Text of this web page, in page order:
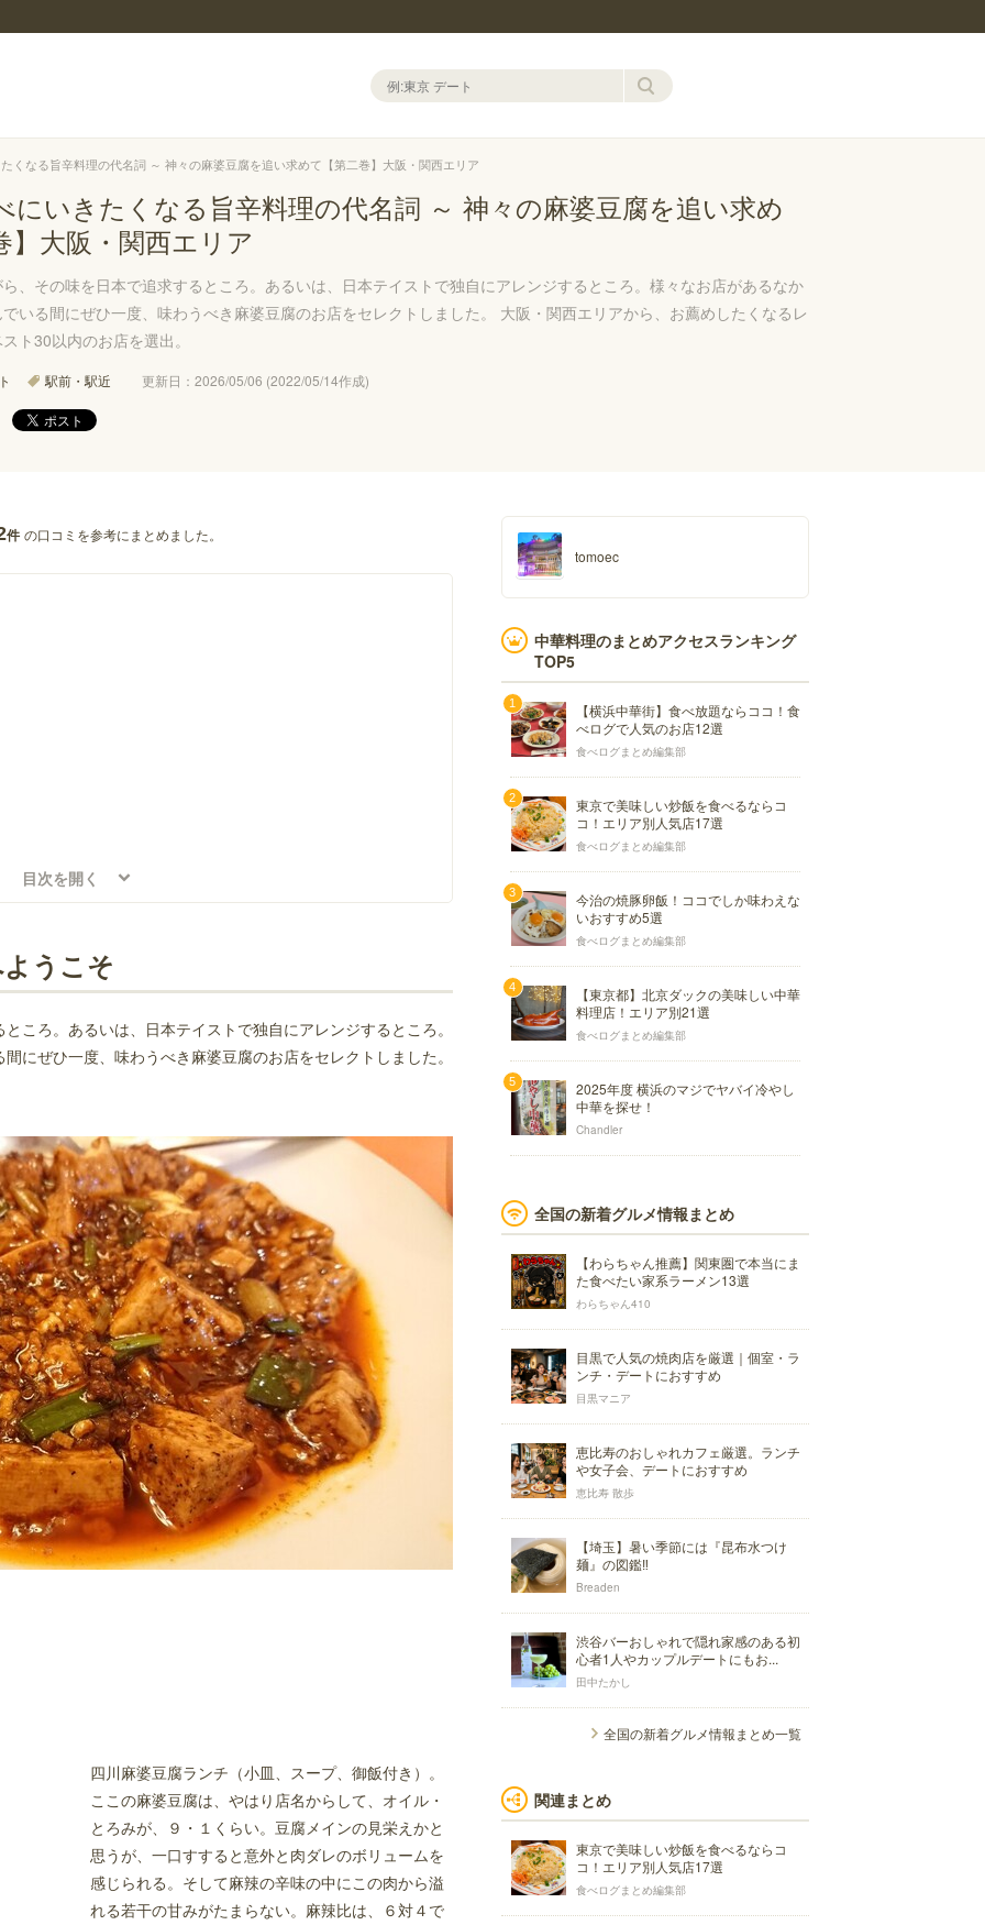
くなる旨辛料理の代名詞 ～ 神々の麻婆豆腐を追い求めて【第二巻】大阪・関西エリア
にいきたくなる旨辛料理の代名詞 ～ 神々の麻婆豆腐を追い求め
】大阪・関西エリア
、その味を日本で追求するところ。あるいは、日本テイストで独自にアレンジするところ。様々なお店があるなか
いる間にぜひ一度、味わうべき麻婆豆腐のお店をセレクトしました。 大阪・関西エリアから、お薦めしたくなるレ
ト30以内のお店を選出。
駅前・駅近 更新日：2026/05/06 (2022/05/14作成)
件 の口コミを参考にまとめました。
橋店
目次を開く
うこそ
ころ。あるいは、日本テイストで独自にアレンジするところ。
にぜひ一度、味わうべき麻婆豆腐のお店をセレクトしました。
四川麻婆豆腐ランチ（小皿、スープ、御飯付き）。
ここの麻婆豆腐は、やはり店名からして、オイル・
とろみが、９・１くらい。豆腐メインの見栄えかと
思うが、一口すすると意外と肉ダレのボリュームを
感じられる。そして麻辣の辛味の中にこの肉から溢
れる若干の甘みがたまらない。麻辣比は、６対４で
tomoec
中華料理のまとめアクセスランキング
TOP5
【横浜中華街】食べ放題ならココ！食
べログで人気のお店12選
食べログまとめ編集部
東京で美味しい炒飯を食べるならコ
コ！エリア別人気店17選
食べログまとめ編集部
今治の焼豚卵飯！ココでしか味わえな
いおすすめ5選
食べログまとめ編集部
【東京都】北京ダックの美味しい中華
料理店！エリア別21選
食べログまとめ編集部
2025年度 横浜のマジでヤバイ冷やし
中華を探せ！
Chandler
全国の新着グルメ情報まとめ
【わらちゃん推薦】関東圏で本当にま
た食べたい家系ラーメン13選
わらちゃん410
目黒で人気の焼肉店を厳選｜個室・ラ
ンチ・デートにおすすめ
目黒マニア
恵比寿のおしゃれカフェ厳選。ランチ
や女子会、デートにおすすめ
恵比寿 散歩
【埼玉】暑い季節には『昆布水つけ
麺』の図鑑‼
Breaden
渋谷バーおしゃれで隠れ家感のある初
心者1人やカップルデートにもお...
田中たかし
全国の新着グルメ情報まとめ一覧
関連まとめ
東京で美味しい炒飯を食べるならコ
コ！エリア別人気店17選
食べログまとめ編集部